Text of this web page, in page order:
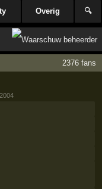
Overig 🔍
2376 fans